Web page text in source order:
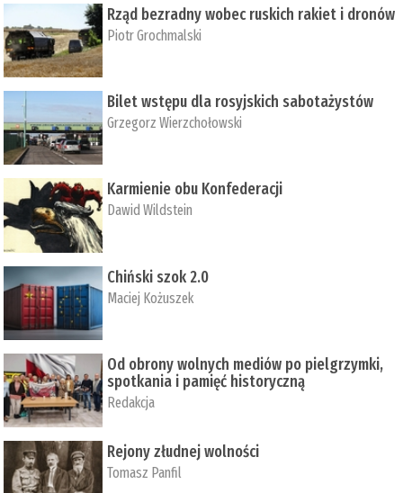
Rząd bezradny wobec ruskich rakiet i dronów
Piotr Grochmalski
Bilet wstępu dla rosyjskich sabotażystów
Grzegorz Wierzchołowski
Karmienie obu Konfederacji
Dawid Wildstein
Chiński szok 2.0
Maciej Kożuszek
Od obrony wolnych mediów po pielgrzymki,
spotkania i pamięć historyczną
Redakcja
Rejony złudnej wolności
Tomasz Panfil